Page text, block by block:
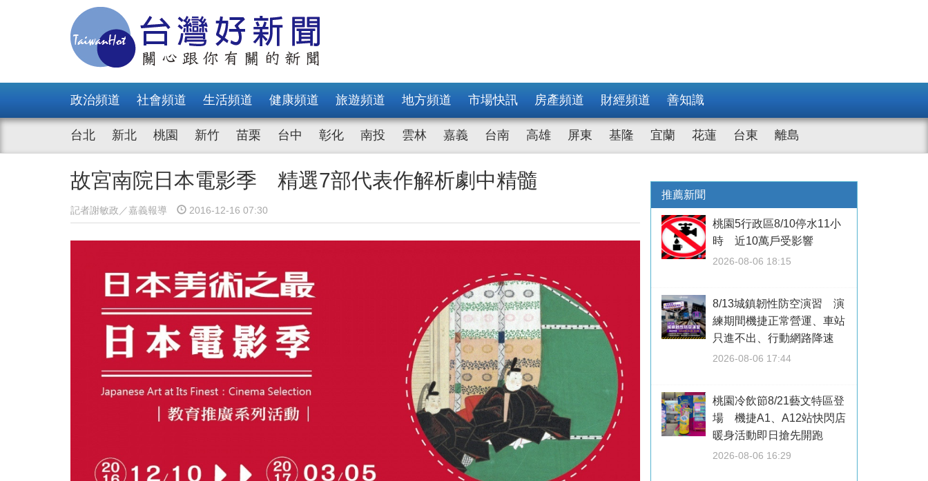
政治頻道 社會頻道 生活頻道 健康頻道 旅遊頻道 地方頻道 市場快訊 房產頻道 財經頻道 善知識
台北 新北 桃園 新竹 苗栗 台中 彰化 南投 雲林 嘉義 台南 高雄 屏東 基隆 宜蘭 花蓮 台東 離島
故宮南院日本電影季 精選7部代表作解析劇中精髓
記者謝敏政／嘉義報導 2016-12-16 07:30
推薦新聞
桃園5行政區8/10停水11小
時 近10萬戶受影響
2026-08-06 18:15
8/13城鎮韌性防空演習 演
練期間機捷正常營運、車站
只進不出、行動網路降速
2026-08-06 17:44
桃園冷飲節8/21藝文特區登
場 機捷A1、A12站快閃店
暖身活動即日搶先開跑
2026-08-06 16:29